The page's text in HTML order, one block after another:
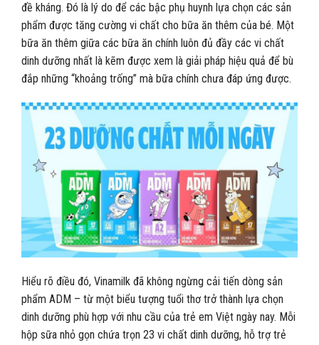
đề kháng. Đó là lý do để các bậc phụ huynh lựa chọn các sản
phẩm được tăng cường vi chất cho bữa ăn thêm của bé. Một
bữa ăn thêm giữa các bữa ăn chính luôn đủ đầy các vi chất
dinh dưỡng nhất là kẽm được xem là giải pháp hiệu quả để bù
đắp những “khoảng trống” mà bữa chính chưa đáp ứng được.
Hiểu rõ điều đó, Vinamilk đã không ngừng cải tiến dòng sản
phẩm ADM – từ một biểu tượng tuổi thơ trở thành lựa chọn
dinh dưỡng phù hợp với nhu cầu của trẻ em Việt ngày nay. Mỗi
hộp sữa nhỏ gọn chứa trọn 23 vi chất dinh dưỡng, hỗ trợ trẻ